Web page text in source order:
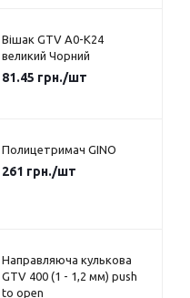
Вішак GTV A0-K24
великий Чорний
81.45 грн./шт
Полицетримач GINO
261 грн./шт
Направляюча кулькова
GTV 400 (1 - 1,2 мм) push
to open